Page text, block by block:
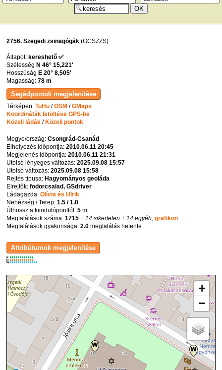
2756. Szegedi zsinagógák (GCSZZS)
Állapot: kereshető ✅
Szélesség N 46° 15,221'
Hosszúság E 20° 8,505'
Magasság:78 m
Térképen:TuHu /OSM /GMaps
Koordináták letöltése GPS-be
Közeli ládák / Közeli pontok
Megye/ország:Csongrád-Csanád
Elhelyezés időpontja:2010.06.11 20:45
Megjelenés időpontja:2010.06.11 21:31
Utolsó lényeges változás:2025.09.08 15:57
Utolsó változás:2025.09.08 15:58
Rejtés típusa: Hagyományos geoláda
Elrejtők:fodorcsalad, GSdriver
Ládagazda:Olívia és Ulrik
Nehézség / Terep:1.5 / 1.0
Úthossz a kiindulóponttól:5 m
Megtalálások száma:1715 + 14 sikertelen + 14 egyéb,grafikon
Megtalálások gyakorisága:2.0 megtalálás hetente
K
R
W
+
−